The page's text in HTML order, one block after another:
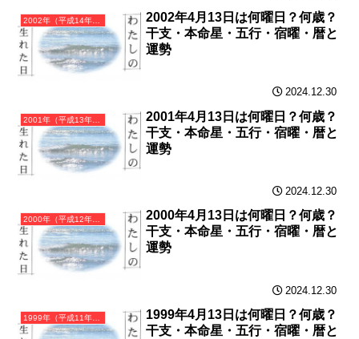
2002年（平成14年）壬午（みずのえうま）・午年（うま年）カレンダー（月曜はじまり）
2002年4月13日は何曜日？何歳？
干支・本命星・五行・宿曜・暦と
運勢
2024.12.30
2001年（平成13年）辛巳（かのとみ）・巳年（へび年）カレンダー（月曜はじまり）
2001年4月13日は何曜日？何歳？
干支・本命星・五行・宿曜・暦と
運勢
2024.12.30
2000年（平成12年）庚辰（かのえたつ）・辰年（たつ年）カレンダー（月曜はじまり）
2000年4月13日は何曜日？何歳？
干支・本命星・五行・宿曜・暦と
運勢
2024.12.30
1999年（平成11年）己卯（つちのとう）・卯年（うさぎ年）カレンダー（月曜はじまり）
1999年4月13日は何曜日？何歳？
干支・本命星・五行・宿曜・暦と